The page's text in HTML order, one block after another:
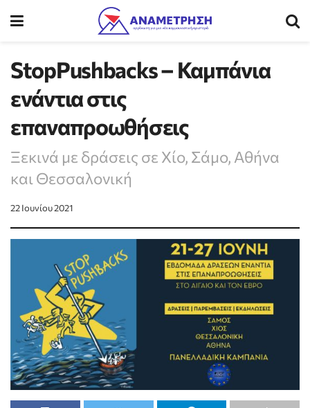
StopPushbacks – Καμπάνια
ενάντια στις
επαναπροωθήσεις
Ξεκινά με δράσεις σε Χίο, Σάμο, Αθήνα
και Θεσσαλονική
22 Ιουνίου 2021